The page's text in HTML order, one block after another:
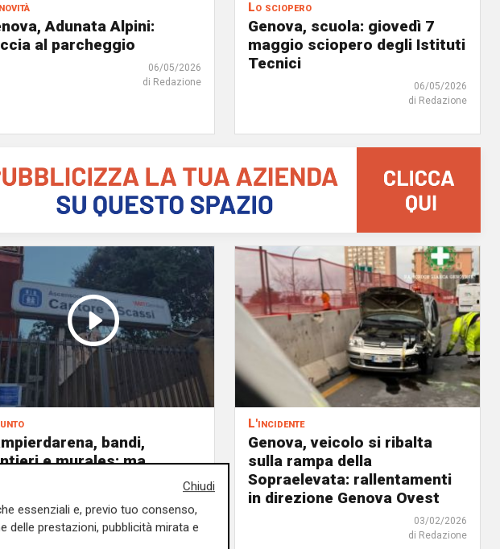
Adunata Alpini:
al parcheggio
06/05/2026
di Redazione
Lo sciopero
Genova, scuola: giovedì 7
maggio sciopero degli Istituti
Tecnici
06/05/2026
di Redazione
bandi,
e murales: ma
05/02/2026
di Anna Li Vigni
L'incidente
Genova, veicolo si ribalta
sulla rampa della
Sopraelevata: rallentamenti
in direzione Genova Ovest
03/02/2026
di Redazione
Chiudi
essenziali e, previo tuo consenso,
delle prestazioni, pubblicità mirata e